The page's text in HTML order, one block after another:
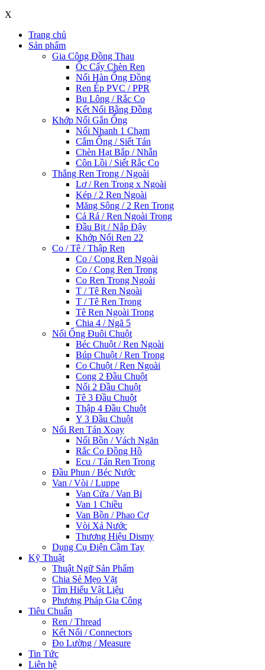
X
Trang chủ
Sản phẩm
Gia Công Đồng Thau
Ốc Cấy Chèn Ren
Nối Hàn Ống Đồng
Ren Ép PVC / PPR
Bu Lông / Rắc Co
Kết Nối Bằng Đồng
Khớp Nối Gắn Ống
Nối Nhanh 1 Chạm
Cắm Ống / Siết Tán
Chèn Hạt Bắp / Nhẫn
Côn Lồi / Siết Rắc Co
Thẳng Ren Trong / Ngoài
Lơ / Ren Trong x Ngoài
Kép / 2 Ren Ngoài
Măng Sông / 2 Ren Trong
Cả Rá / Ren Ngoài Trong
Đầu Bịt / Nắp Đậy
Khớp Nối Ren 22
Co / Tê / Thập Ren
Co / Cong Ren Ngoài
Co / Cong Ren Trong
Co Ren Trong Ngoài
T / Tê Ren Ngoài
T / Tê Ren Trong
Tê Ren Ngoài Trong
Chia 4 / Ngã 5
Nối Ống Đuôi Chuột
Béc Chuột / Ren Ngoài
Búp Chuột / Ren Trong
Co Chuột / Ren Ngoài
Cong 2 Đầu Chuột
Nối 2 Đầu Chuột
Tê 3 Đầu Chuột
Thập 4 Đầu Chuột
Y 3 Đầu Chuột
Nối Ren Tán Xoay
Nối Bồn / Vách Ngăn
Rắc Co Đồng Hồ
Ecu / Tán Ren Trong
Đầu Phun / Béc Nước
Van / Vòi / Luppe
Van Cửa / Van Bi
Van 1 Chiều
Van Bồn / Phao Cơ
Vòi Xả Nước
Thương Hiệu Dismy
Dụng Cụ Điện Cầm Tay
Kỹ Thuật
Thuật Ngữ Sản Phẩm
Chia Sẻ Mẹo Vặt
Tìm Hiểu Vật Liệu
Phương Pháp Gia Công
Tiêu Chuẩn
Ren / Thread
Kết Nối / Connectors
Đo Lường / Measure
Tin Tức
Liên hệ